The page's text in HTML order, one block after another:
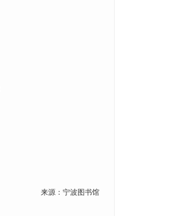
来源：宁波图书馆